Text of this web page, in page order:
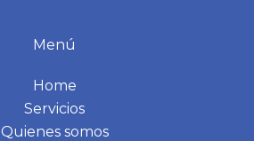
Menú
Home
Servicios
Quienes somos